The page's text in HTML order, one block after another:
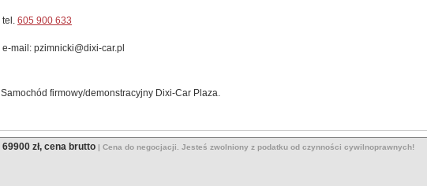
tel. 605 900 633
e-mail: pzimnicki@dixi-car.pl
Samochód firmowy/demonstracyjny Dixi-Car Plaza.
69900 zł, cena brutto | Cena do negocjacji. Jesteś zwolniony z podatku od czynności cywilnoprawnych!